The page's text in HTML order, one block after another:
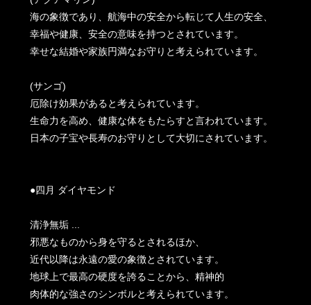
海の象徴であり、航海中の安全から転じて人生の安全、
幸福や健康、安全の意味を持つとされています。
幸せな結婚や家族円満なお守りと考えられています。
(サンゴ)
厄除け効果があると考えられています。
生命力を高め、健康な体をもたらすと言われています。
日本の子宝や長寿のお守りとして大切にされています。
●四月 ダイヤモンド
清浄無垢 ...
邪悪なものから身を守るとされるほか、
近代以降は永遠の愛の象徴とされています。
地球上で最高の硬度を誇ることから、精神的
肉体的な強さのシンボルと考えられています。